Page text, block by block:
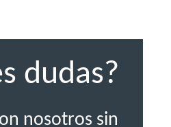
dudas?
nosotros sin